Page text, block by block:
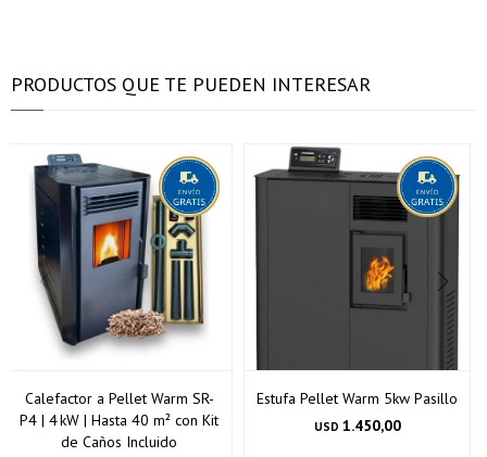
PRODUCTOS QUE TE PUEDEN INTERESAR
Calefactor a Pellet Warm SR-
P4 | 4 kW | Hasta 40 m² con Kit
de Caños Incluido
Estufa Pellet Warm 5kw Pasillo
USD 1.450,00